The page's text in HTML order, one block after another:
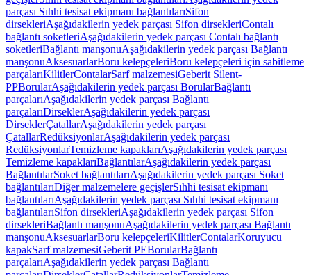
parçası Sıhhi tesisat ekipmanı bağlantılarıSifon
dirsekleriAşağıdakilerin yedek parçası Sifon dirsekleriContalı
bağlantı soketleriAşağıdakilerin yedek parçası Contalı bağlantı
soketleriBağlantı manşonuAşağıdakilerin yedek parçası Bağlantı
manşonuAksesuarlarBoru kelepçeleriBoru kelepçeleri için sabitleme
parçalarıKilitlerContalarSarf malzemesiGeberit Silent-
PPBorularAşağıdakilerin yedek parçası BorularBağlantı
parçalarıAşağıdakilerin yedek parçası Bağlantı
parçalarıDirseklerAşağıdakilerin yedek parçası
DirseklerÇatallarAşağıdakilerin yedek parçası
ÇatallarRedüksiyonlarAşağıdakilerin yedek parçası
RedüksiyonlarTemizleme kapaklarıAşağıdakilerin yedek parçası
Temizleme kapaklarıBağlantılarAşağıdakilerin yedek parçası
BağlantılarSoket bağlantılarıAşağıdakilerin yedek parçası Soket
bağlantılarıDiğer malzemelere geçişlerSıhhi tesisat ekipmanı
bağlantılarıAşağıdakilerin yedek parçası Sıhhi tesisat ekipmanı
bağlantılarıSifon dirsekleriAşağıdakilerin yedek parçası Sifon
dirsekleriBağlantı manşonuAşağıdakilerin yedek parçası Bağlantı
manşonuAksesuarlarBoru kelepçeleriKilitlerContalarKoruyucu
kapakSarf malzemesiGeberit PEBorularBağlantı
parçalarıAşağıdakilerin yedek parçası Bağlantı